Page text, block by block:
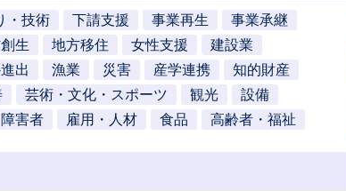
・技術 下請支援 事業再生
事業承継
生 地方移住 女性支援
建設業
出 漁業 災害 産学連携
知的財産
芸術・文化・スポーツ 観光
設備
障害者 雇用・人材 食品 高齢者・福祉